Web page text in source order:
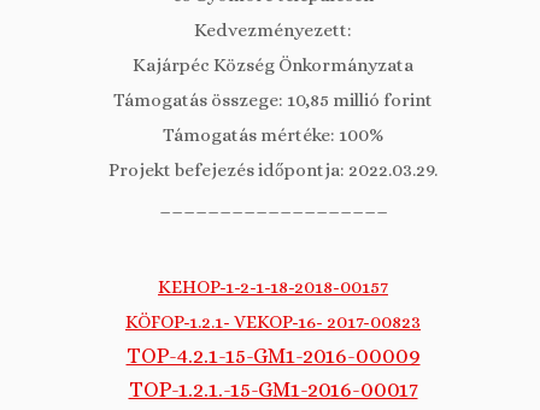
Kedvezményezett:
Kajárpéc Község Önkormányzata
Támogatás összege: 10,85 millió forint
Támogatás mértéke: 100%
Projekt befejezés időpontja: 2022.03.29.
KEHOP-1-2-1-18-2018-00157
KÖFOP-1.2.1- VEKOP-16- 2017-00823
TOP-4.2.1-15-GM1-2016-00009
TOP-1.2.1.-15-GM1-2016-00017